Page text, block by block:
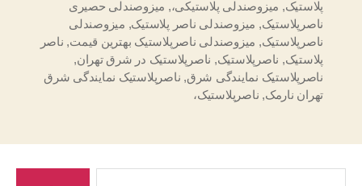
پلاستیک, میزوصندلی پلاستیکی،, میزوصندلی حصیری
ناصرپلاستیک, میزوصندلی ناصر پلاستیک, میزوصندلی
ناصرپلاستیک, میزوصندلی ناصرپلاستیک بهترین قیمت, ناصر
پلاستیک, ناصرپلاستیک, ناصرپلاستیک در شرق تهران,
ناصرپلاستیک نمایندگی شرق, ناصرپلاستیک نمایندگی شرق
تهران نارمک, ناصرپلاستیک،